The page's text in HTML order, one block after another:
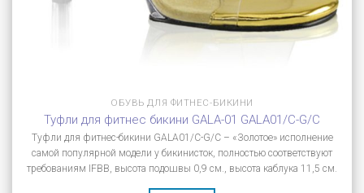
ОБУВЬ ДЛЯ ФИТНЕС-БИКИНИ
Туфли для фитнес бикини GALA-01 GALA01/C-G/C
Туфли для фитнес-бикини GALA01/C-G/C – «Золотое» исполнение
самой популярной модели у бикинисток, полностью соответствуют
требованиям IFBB, высота подошвы 0,9 см., высота каблука 11,5 см.